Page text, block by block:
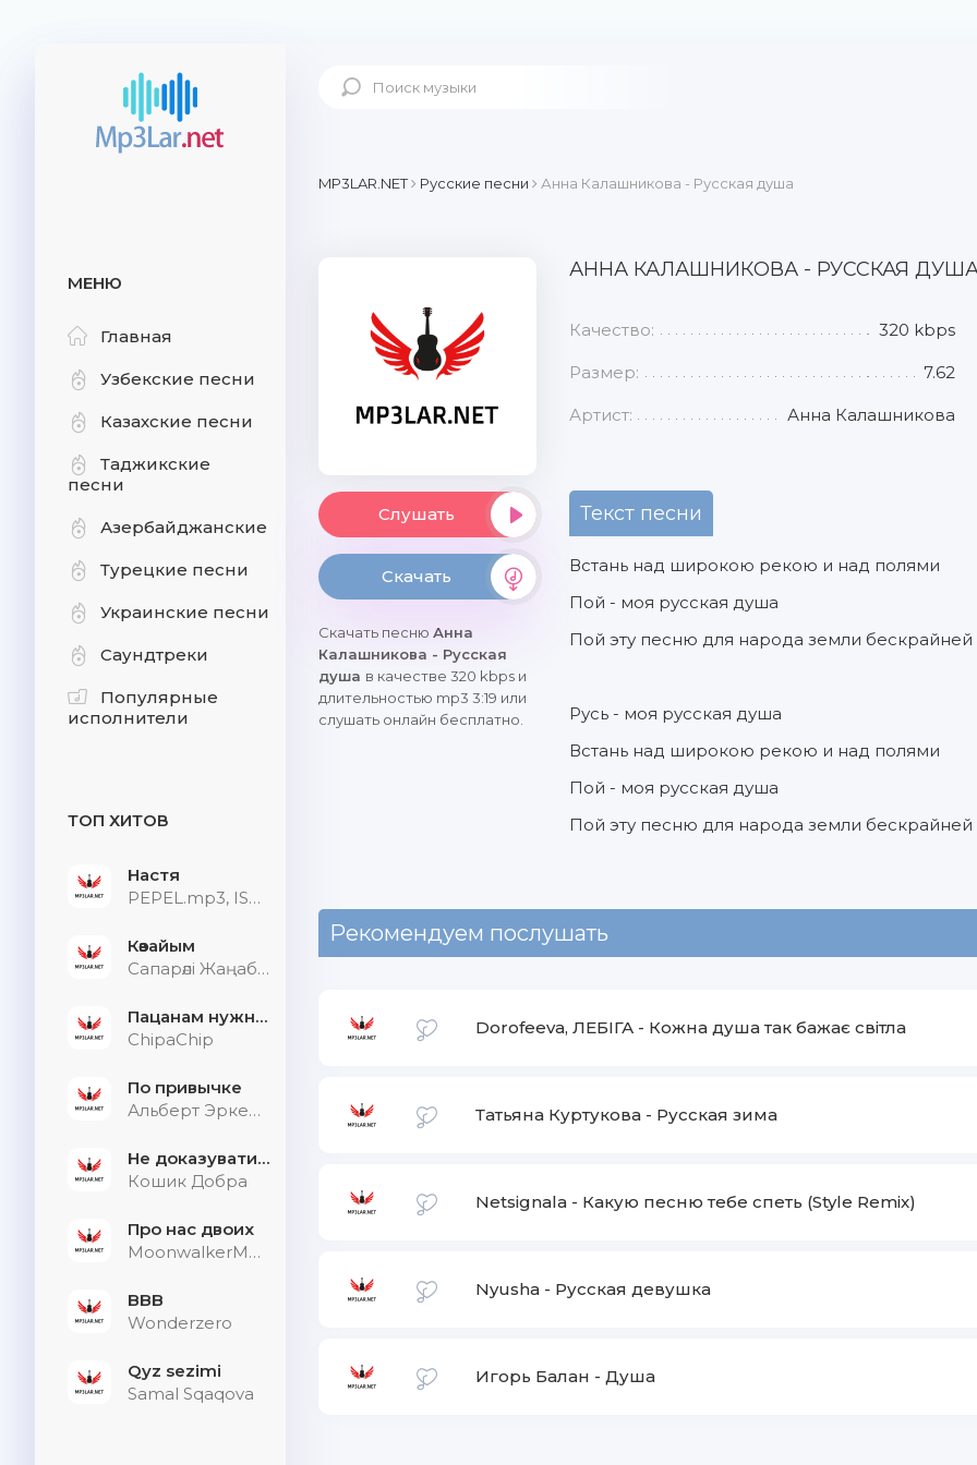
МЕНЮ
Главная
Узбекские песни
Казахские песни
Таджикские
песни
Азербайджанские
Турецкие песни
Украинские песни
Саундтреки
Популярные
исполнители
ТОП ХИТОВ
Настя
PEPEL.mp3, ISVNBITOV, Alfredovich
Көзайым
Сапарәлі Жаңабек
Пацанам нужна дыхалка
ChipaChip
По привычке
Альберт Эркенов
Не доказувати тим, хто не слухає
Кошик Добра
Про нас двоих
MoonwalkerMusic
BBB
Wonderzero
Qyz sezimi
Samal Sqaqova
MP3LAR.NET Русские песни Анна Калашникова - Русская душа
Слушать
Скачать
Скачать песню Анна
Калашникова - Русская
душа в качестве 320 kbps и
длительностью mp3 3:19 или
слушать онлайн бесплатно.
АННА КАЛАШНИКОВА - РУССКАЯ
Качество: 320 kbps
Размер: 7.62
Артист: Анна Калашникова
Текст песни
Встань над широкою рекою и над полями
Пой - моя русская душа
Пой эту песню для народа земли
Русь - моя русская душа
Встань над широкою рекою и над полями
Пой - моя русская душа
Пой эту песню для народа земли
Рекомендуем послушать
Dorofeeva, ЛЕБІГА - Кожна душа так бажає світла
Татьяна Куртукова - Русская зима
Netsignala - Какую песню тебе спеть (Style Remix)
Nyusha - Русская девушка
Игорь Балан - Душа